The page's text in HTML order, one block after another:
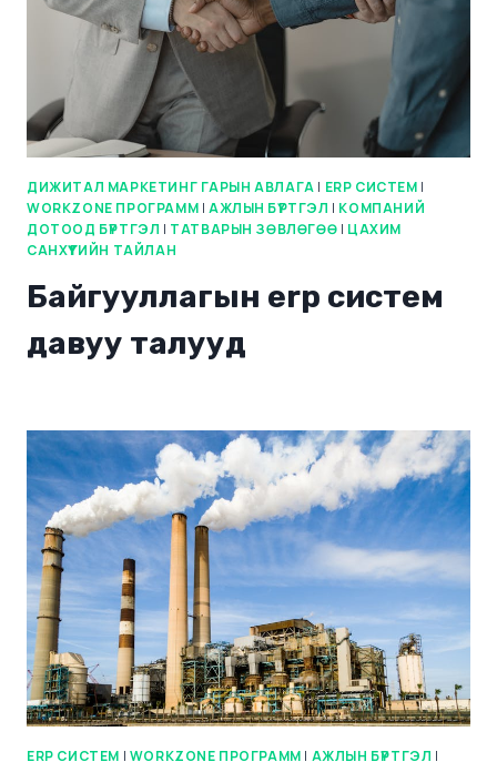
ДИЖИТАЛ МАРКЕТИНГ ГАРЫН АВЛАГА | ERP СИСТЕМ |
WORKZONE ПРОГРАММ | АЖЛЫН БҮРТГЭЛ | КОМПАНИЙ
ДОТООД БҮРТГЭЛ | ТАТВАРЫН ЗӨВЛӨГӨӨ | ЦАХИМ
САНХҮҮГИЙН ТАЙЛАН
Байгууллагын erp систем
давуу талууд
ERP СИСТЕМ | WORKZONE ПРОГРАММ | АЖЛЫН БҮРТГЭЛ |